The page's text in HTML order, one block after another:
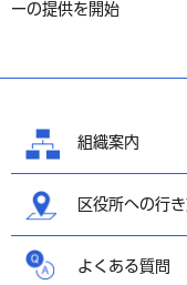
ーの提供を開始
組織案内
区役所への行
よくある質問